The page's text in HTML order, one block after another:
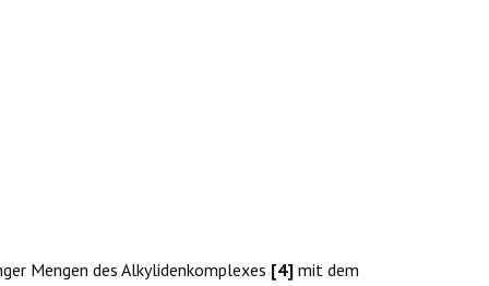
Mengen des Alkylidenkomplexes [4] mit dem